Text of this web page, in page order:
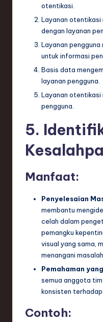
otentikasi.
Layanan otentikasi
dengan layanan
Layanan
untuk informasi
Basis data
layanan pengguna.
Layanan otentikasi
pengguna.
5.
Manfaat:
Penyelesaian
membantu
celah dalam
pemangku
visual yang sama,
menangani
Pemahaman
semua anggota
konsisten terhadap
Contoh: